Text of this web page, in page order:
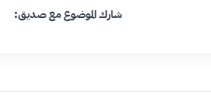
شارك الموضوع مع صديق: